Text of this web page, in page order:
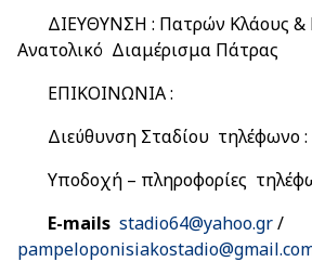
ΔΙΕΥΘΥΝΣΗ : Πατρών Κλάους &
Ανατολικό Διαμέρισμα Πάτρας
ΕΠΙΚΟΙΝΩΝΙΑ :
Διεύθυνση Σταδίου τηλέφωνο :
Υποδοχή – πληροφορίες
E-mails stadio64@yahoo.gr/